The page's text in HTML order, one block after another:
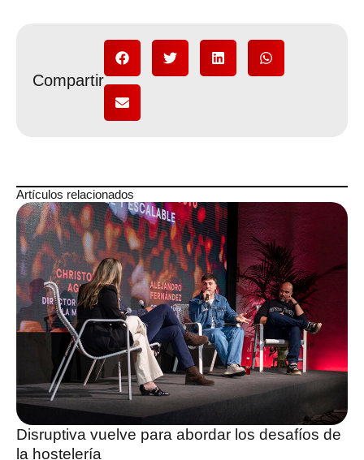
Compartir
Artículos relacionados
Disruptiva vuelve para abordar los desafíos de
la hostelería